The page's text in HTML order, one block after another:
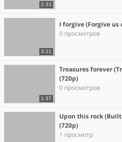
2:33
3:21
I forgive (Forgive us
0 просмотров
1:37
Treasures forever
(720p)
0 просмотров
Upon this rock
(720p)
1 просмотр